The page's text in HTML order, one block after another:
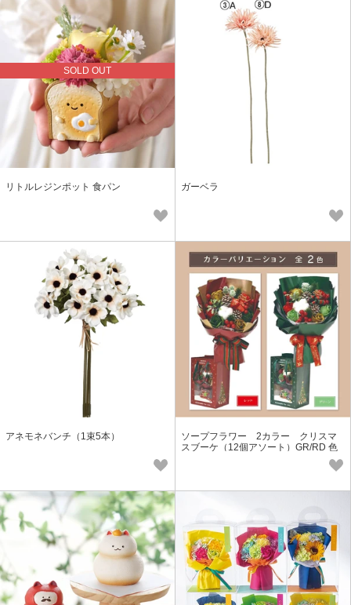
SOLD OUT
リトルレジンポット 食パン ガーベラ
アネモネバンチ（1束5本）
ソープフラワー 2カラー クリスマ
スブーケ（12個アソート）GR/RD 色